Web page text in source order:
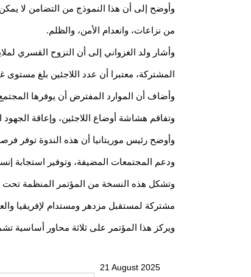
وأوضح إلى أن هذا النموذج من التضامن لا
من نزاعات، وانعدام الأمن، والظلم.
وأشار ولد الغزواني إلى أن النزوح القسري
المشتركة، معتبرا أن عدد اللاجئين بلغ مستوى غير مسبوق خلال
وأضاف أن الموارد المفترض أن يوفرها
وتفاقم هشاشة أوضاع اللاجئين، وإعاقة
وأوضح رئيس موريتانيا أن هذه الندوة توفر
ودعم المجتمعات المضيفة، وتوفير استجابة
وتشكل هذه النسخة من المؤتمر المنظمة تحت
مشتركة لمستقبل مزدهر ومستدام لإفريقيا
ويركز هذا المؤتمر على ثلاثة محاور أساسية
21 August 2025